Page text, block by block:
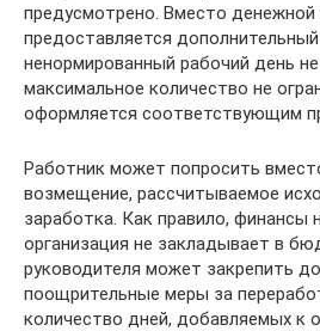
предусмотрено. Вместо денежной
предоставляется
ненормированный рабочий день
максимальное количество не
оформляется соответствующим
Работник может попросить
возмещение, рассчитываемое
заработка. Как правило, финансы
организация не закладывает в
руководителя может закрепить
поощрительные меры за
количество дней, добавляемых к